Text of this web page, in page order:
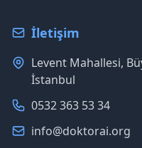
İletişim
Levent Mahallesi,
İstanbul
0532 363 53 34
info@doktorai.org